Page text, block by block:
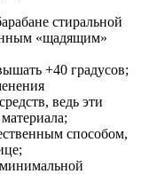
стиральной
«щадящим»
+40 градусов;
ведь эти
способом,
минимальной